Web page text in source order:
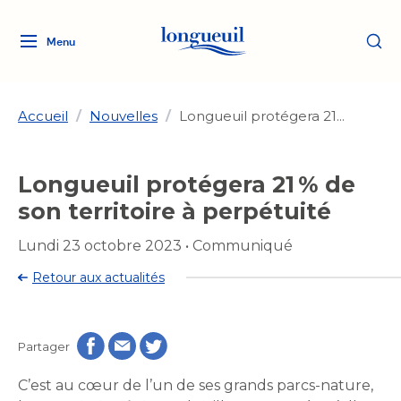
Menu
Logo
Ville
lien
vers
l'accueil
Ma ville, ma propriété
Aménagement et urbanisme
Aménagement et urbanisme
Rôle d'évaluation
Loisirs et culture
Arts et culture
Bibliothèques
Développement social
Développement social
Services de proximité
Déneigement
Déneigement
Eau
Transition socioécologique
et mobilité
Quoi faire à Longueuil
Activités artistiques et
culturelles
Accueil / Nouvelles / Longueuil protégera 21...
Longueuil protégera 21 % de
son territoire à perpétuité
Lundi 23 octobre 2023 • Communiqué
Retour aux actualités
Partager
C’est au cœur de l’un de ses grands parcs-nature,